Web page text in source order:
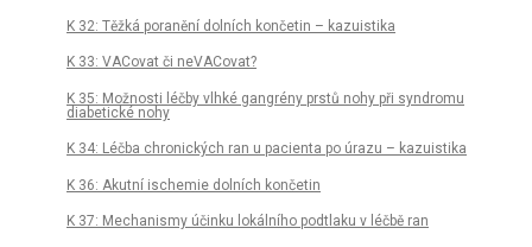
K 32: Těžká poranění dolních končetin – kazuistika
K 33: VACovat či neVACovat?
K 35: Možnosti léčby vlhké gangrény prstů nohy při syndromu
diabetické nohy
K 34: Léčba chronických ran u pacienta po úrazu – kazuistika
K 36: Akutní ischemie dolních končetin
K 37: Mechanismy účinku lokálního podtlaku v léčbě ran